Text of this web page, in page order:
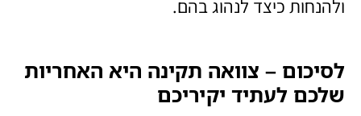
ולהנחות כיצד לנהוג בהם.
לסיכום – צוואה תקינה היא האחריות
שלכם לעתיד יקיריכם